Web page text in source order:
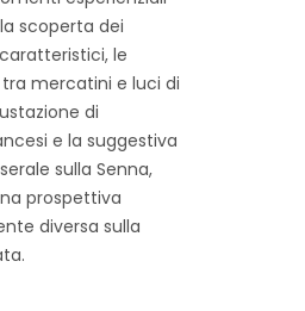
scoperta dei
le
mercatini e luci di
di
e la suggestiva
sulla Senna,
prospettiva
diversa sulla